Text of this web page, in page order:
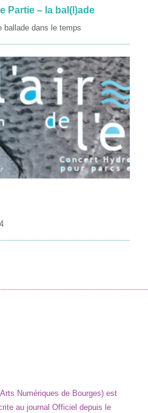
Partie – la bal(l)ade
ballade dans le temps
Numériques de Bourges) est
au journal Officiel depuis le